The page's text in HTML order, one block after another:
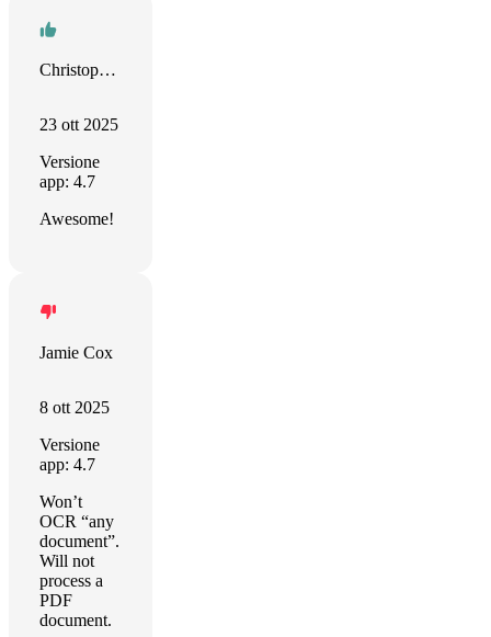
Christopher Sahadeo
23 ott 2025
Versione
app: 4.7
Awesome!
Jamie Cox
8 ott 2025
Versione
app: 4.7
Won’t
OCR “any
document”.
Will not
process a
PDF
document.